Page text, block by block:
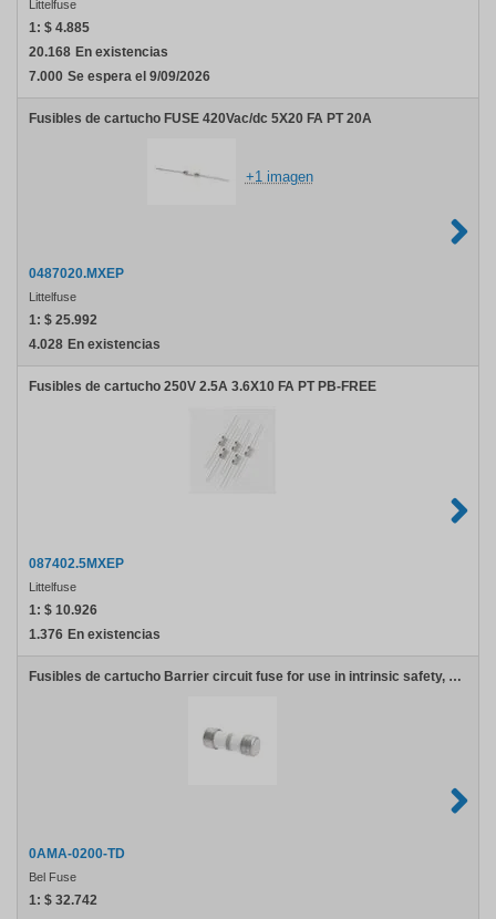
Littelfuse
1: $ 4.885
20.168 En existencias
7.000 Se espera el 9/09/2026
Fusibles de cartucho FUSE 420Vac/dc 5X20 FA PT 20A
+1 imagen
0487020.MXEP
Littelfuse
1: $ 25.992
4.028 En existencias
Fusibles de cartucho 250V 2.5A 3.6X10 FA PT PB-FREE
087402.5MXEP
Littelfuse
1: $ 10.926
1.376 En existencias
Fusibles de cartucho Barrier circuit fuse for use in intrinsic safety, 200mA
0AMA-0200-TD
Bel Fuse
1: $ 32.742